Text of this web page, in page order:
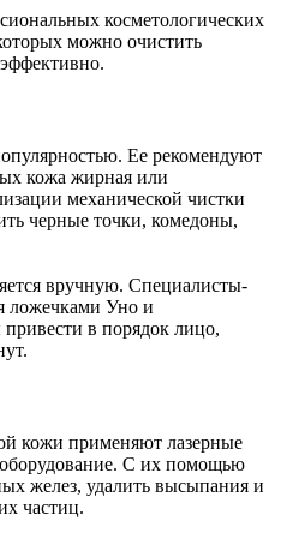
косметологических
можно очистить
Ее рекомендуют
кожа жирная или
механической чистки
черные точки, комедоны,
вручную. Специалисты-
ложечками Уно и
в порядок лицо,
кожи применяют лазерные
оборудование. С их помощью
желез, удалить высыпания и
частиц.